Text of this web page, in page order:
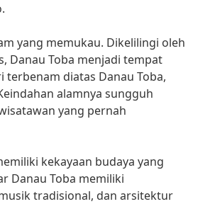
yang memukau. Dikelilingi oleh
Danau Toba menjadi tempat
diatas Danau Toba,
alamnya sungguh
yang pernah
kekayaan budaya yang
Danau Toba memiliki
tradisional, dan arsitektur